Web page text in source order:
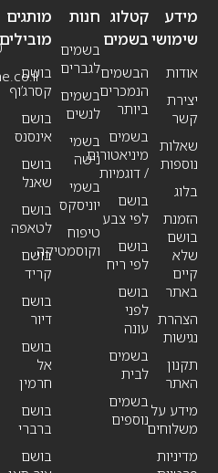
מידע
שימושי
אודות
יצירת
קשר
שאלות
נוספות
בלוג
הזמנת
בושם
שלא
קיים
באתר
הצהרת
נגישות
תקנון
האתר
מידע על
משלוחים
מדיניות
חנות
בשמים
לגברים
בשמים
לנשים
בשמי
נישה
בשמי
יוניסקס
טיפוח
וקוסמטיקה
קטלוג
בשמים
הבשמים
הנמכרים
ביותר
בשמים
מיניאטורים
/ דוגמיות
בושם
לפי צבע
בושם
לפי ריח
בושם
לפני
עונה
בשמים
לבית
בשמים
נוספים
מותגים
מובילים
בושם
קסרג’וף
בושם
אינסנס
בושם
שאנל
בושם
לטאפה
בושם
קריד
בושם
דיור
בושם
אל
חרמין
בושם
ברברי
בושם